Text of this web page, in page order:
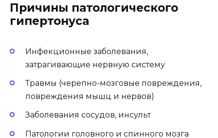
Причины патологического
гипертонуса
Инфекционные заболевания,
затрагивающие нервную систему
Травмы (черепно-мозговые повреждения,
повреждения мышц и нервов)
Заболевания сосудов, инсульт
Патологии головного и спинного мозга